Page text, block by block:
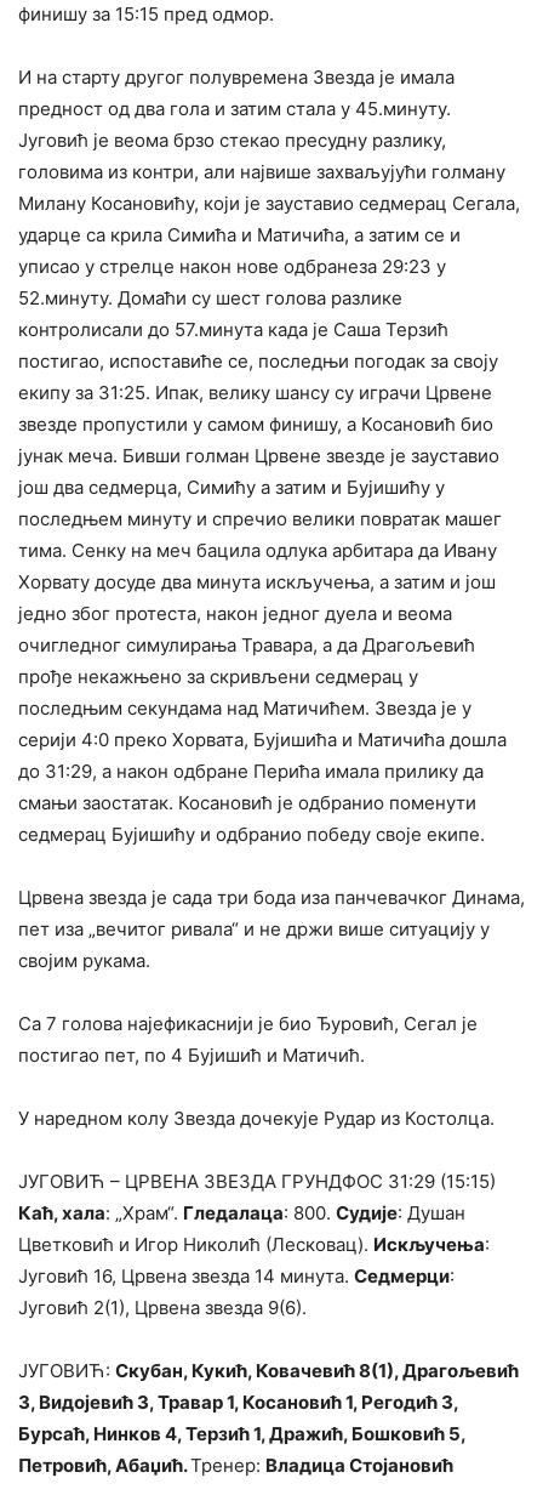
финишу за 15:15 пред одмор.
И на старту другог полувремена Звезда је имала
предност од два гола и затим стала у 45.минуту.
Југовић је веома брзо стекао пресудну разлику,
головима из контри, али највише захваљујући голману
Милану Косановићу, који је зауставио седмерац Сегала,
ударце са крила Симића и Матичића, а затим се и
уписао у стрелце након нове одбранеза 29:23 у
52.минуту. Домаћи су шест голова разлике
контролисали до 57.минута када је Саша Терзић
постигао, испоставиће се, последњи погодак за своју
екипу за 31:25. Ипак, велику шансу су играчи Црвене
звезде пропустили у самом финишу, а Косановић био
јунак меча. Бивши голман Црвене звезде је зауставио
још два седмерца, Симићу а затим и Бујишићу у
последњем минуту и спречио велики повратак машег
тима. Сенку на меч бацила одлука арбитара да Ивану
Хорвату досуде два минута искључења, а затим и још
једно због протеста, након једног дуела и веома
очигледног симулирања Травара, а да Драгољевић
прође некажњено за скривљени седмерац у
последњим секундама над Матичићем. Звезда је у
серији 4:0 преко Хорвата, Бујишића и Матичића дошла
до 31:29, а након одбране Перића имала прилику да
смањи заостатак. Косановић је одбранио поменути
седмерац Бујишићу и одбранио победу своје екипе.
Црвена звезда је сада три бода иза панчевачког Динама,
пет иза „вечитог ривала“ и не држи више ситуацију у
својим рукама.
Са 7 голова најефикаснији је био Ђуровић, Сегал је
постигао пет, по 4 Бујишић и Матичић.
У наредном колу Звезда дочекује Рудар из Костолца.
ЈУГОВИЋ – ЦРВЕНА ЗВЕЗДА ГРУНДФОС 31:29 (15:15)
Каћ, хала: „Храм“. Гледалаца: 800. Судије: Душан
Цветковић и Игор Николић (Лесковац). Искључења:
Југовић 16, Црвена звезда 14 минута. Седмерци:
Југовић 2(1), Црвена звезда 9(6).
ЈУГОВИЋ: Скубан, Кукић, Ковачевић 8(1), Драгољевић
3, Видојевић 3, Травар 1, Косановић 1, Регодић 3,
Бурсаћ, Нинков 4, Терзић 1, Дражић, Бошковић 5,
Петровић, Абаџић.Тренер: Владица Стојановић